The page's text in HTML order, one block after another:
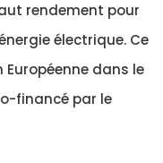
rendement pour
électrique. Ce
Européenne dans le
financé par le